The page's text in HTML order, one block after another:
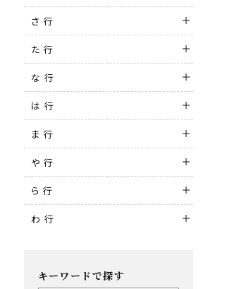
さ 行
た 行
な 行
は 行
ま 行
や 行
ら 行
わ 行
キーワードで探す